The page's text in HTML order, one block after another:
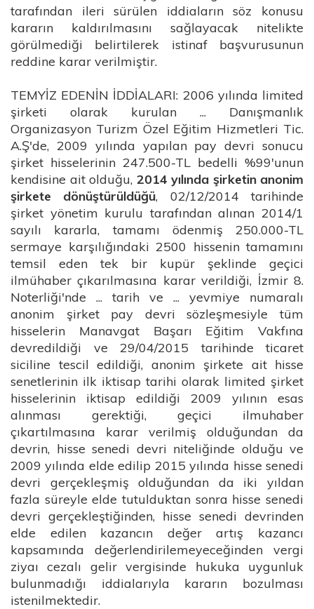
tarafından ileri sürülen iddiaların söz konusu
kararın kaldırılmasını sağlayacak nitelikte
görülmediği belirtilerek istinaf başvurusunun
reddine karar verilmiştir.
TEMYİZ EDENİN İDDİALARI: 2006 yılında limited
şirketi olarak kurulan ... Danışmanlık
Organizasyon Turizm Özel Eğitim Hizmetleri Tic.
A.Ş'de, 2009 yılında yapılan pay devri sonucu
şirket hisselerinin 247.500-TL bedelli %99'unun
kendisine ait olduğu, 2014 yılında şirketin anonim
şirkete dönüştürüldüğü, 02/12/2014 tarihinde
şirket yönetim kurulu tarafından alınan 2014/1
sayılı kararla, tamamı ödenmiş 250.000-TL
sermaye karşılığındaki 2500 hissenin tamamını
temsil eden tek bir kupür şeklinde geçici
ilmühaber çıkarılmasına karar verildiği, İzmir 8.
Noterliği'nde ... tarih ve ... yevmiye numaralı
anonim şirket pay devri sözleşmesiyle tüm
hisselerin Manavgat Başarı Eğitim Vakfına
devredildiği ve 29/04/2015 tarihinde ticaret
siciline tescil edildiği, anonim şirkete ait hisse
senetlerinin ilk iktisap tarihi olarak limited şirket
hisselerinin iktisap edildiği 2009 yılının esas
alınması gerektiği, geçici ilmuhaber
çıkartılmasına karar verilmiş olduğundan da
devrin, hisse senedi devri niteliğinde olduğu ve
2009 yılında elde edilip 2015 yılında hisse senedi
devri gerçekleşmiş olduğundan da iki yıldan
fazla süreyle elde tutulduktan sonra hisse senedi
devri gerçekleştiğinden, hisse senedi devrinden
elde edilen kazancın değer artış kazancı
kapsamında değerlendirilemeyeceğinden vergi
ziyaı cezalı gelir vergisinde hukuka uygunluk
bulunmadığı iddialarıyla kararın bozulması
istenilmektedir.